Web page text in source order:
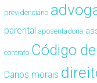
previdenciário
parental aposentadoria
contrato Código
Danos morais